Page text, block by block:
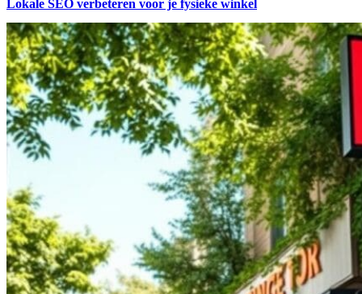
Lokale SEO verbeteren voor je fysieke winkel